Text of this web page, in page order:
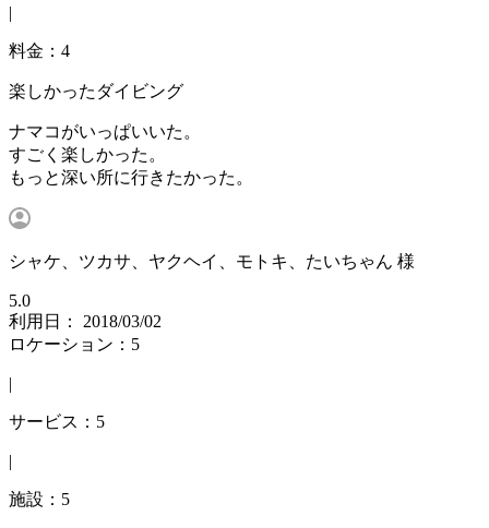
|
料金：4
楽しかったダイビング
ナマコがいっぱいいた。
すごく楽しかった。
もっと深い所に行きたかった。
シャケ、ツカサ、ヤクヘイ、モトキ、たいちゃん 様
5.0
利用日： 2018/03/02
ロケーション：5
|
サービス：5
|
施設：5